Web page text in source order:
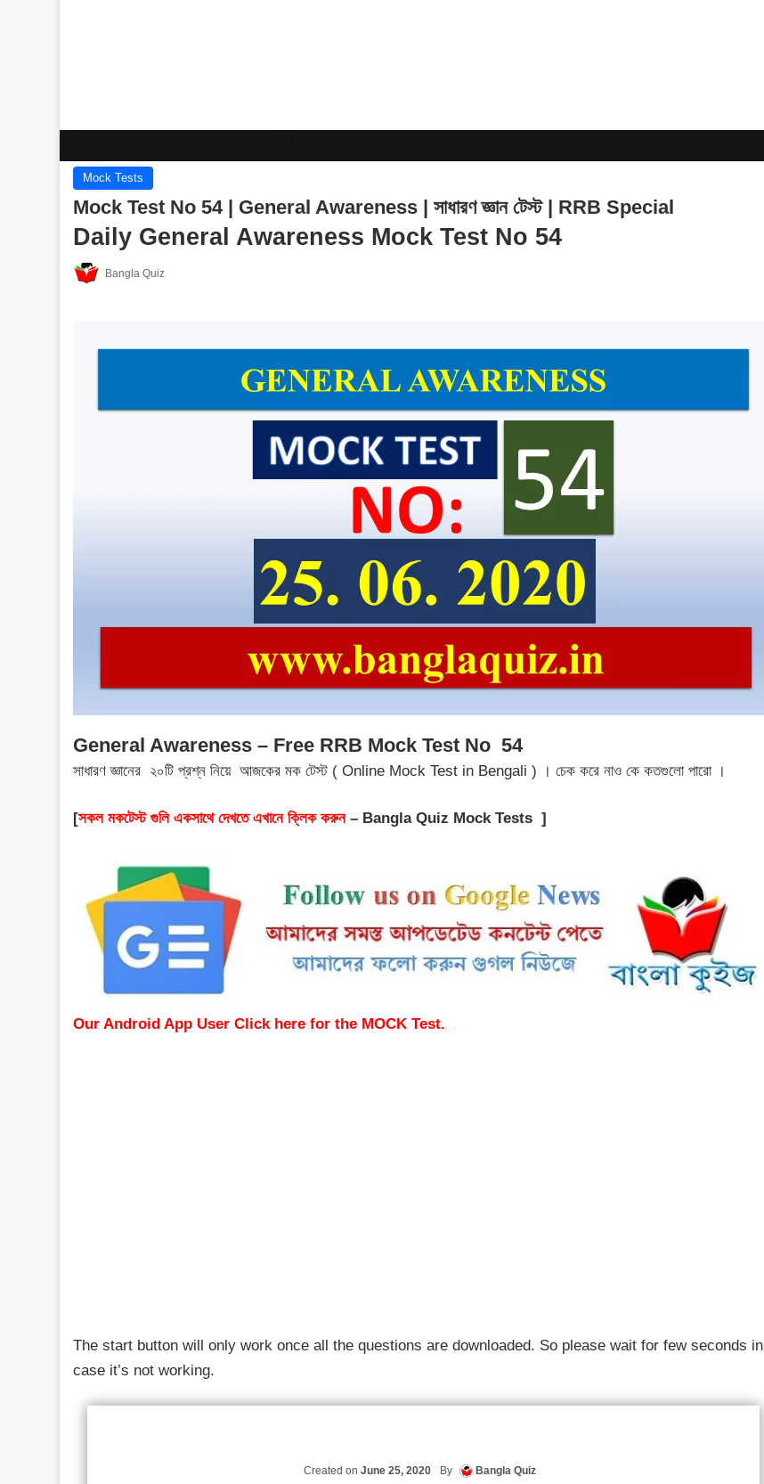
Mock Tests
Mock Test No 54 | General Awareness | সাধারণ জ্ঞান টেস্ট | RRB Special
Daily General Awareness Mock Test No 54
Bangla Quiz
General Awareness – Free RRB Mock Test No 54
সাধারণ জ্ঞানের ২০টি প্রশ্ন নিয়ে আজকের মক টেস্ট ( Online Mock Test in Bengali ) । চেক করে নাও কে কতগুলো পারো ।
[সকল মকটেস্ট গুলি একসাথে দেখতে এখানে ক্লিক করুন– Bangla Quiz Mock Tests ]
Our Android App User Click here for the MOCK Test.
The start button will only work once all the questions are downloaded. So please wait for few seconds in
case it’s not working.
Created onJune 25, 2020 By Bangla Quiz